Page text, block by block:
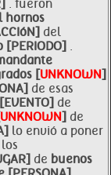
. fueron
hornos
del
[PERIODO] .
[UNKNOWN]
de esas
de
UNKNOWN] de
lo envió a poner
de buenos